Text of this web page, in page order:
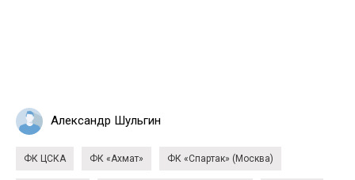
Александр Шульгин
ФК ЦСКА ФК «Ахмат» ФК «Спартак» (Москва)